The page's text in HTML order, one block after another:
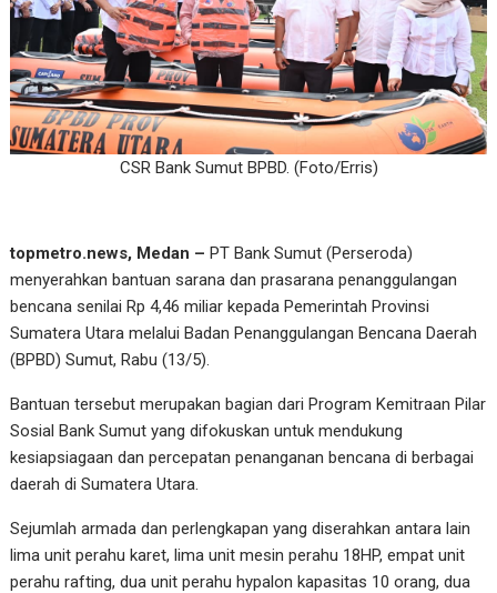
CSR Bank Sumut BPBD. (Foto/Erris)
topmetro.news, Medan – PT Bank Sumut (Perseroda)
menyerahkan bantuan sarana dan prasarana penanggulangan
bencana senilai Rp 4,46 miliar kepada Pemerintah Provinsi
Sumatera Utara melalui Badan Penanggulangan Bencana Daerah
(BPBD) Sumut, Rabu (13/5).
Bantuan tersebut merupakan bagian dari Program Kemitraan Pilar
Sosial Bank Sumut yang difokuskan untuk mendukung
kesiapsiagaan dan percepatan penanganan bencana di berbagai
daerah di Sumatera Utara.
Sejumlah armada dan perlengkapan yang diserahkan antara lain
lima unit perahu karet, lima unit mesin perahu 18HP, empat unit
perahu rafting, dua unit perahu hypalon kapasitas 10 orang, dua